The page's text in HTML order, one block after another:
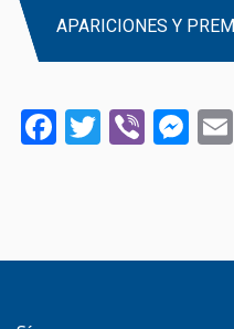
APARICIONES Y
Facebook
Twitter
Viber